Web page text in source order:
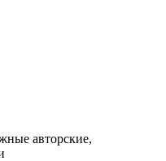
авторские,